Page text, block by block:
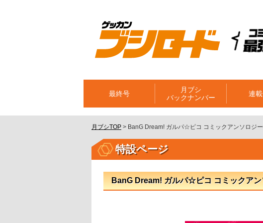
最終号
月ブシ
バックナンバー
連
月ブシTOP > BanG Dream! ガルパ☆ピコ コミックアンソロジ
特設ページ
BanG Dream! ガルパ☆ピコ コミックア